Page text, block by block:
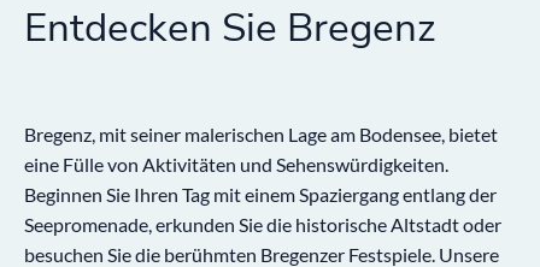
Entdecken Sie Bregenz
Bregenz, mit seiner malerischen Lage am Bodensee, bietet
eine Fülle von Aktivitäten und Sehenswürdigkeiten.
Beginnen Sie Ihren Tag mit einem Spaziergang entlang der
Seepromenade, erkunden Sie die historische Altstadt oder
besuchen Sie die berühmten Bregenzer Festspiele. Unsere